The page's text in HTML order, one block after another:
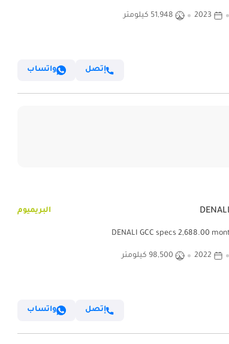
2023 51,948 كيلومتر
إتصل واتساب
البريميوم
2022 98,500 كيلومتر
إتصل واتساب